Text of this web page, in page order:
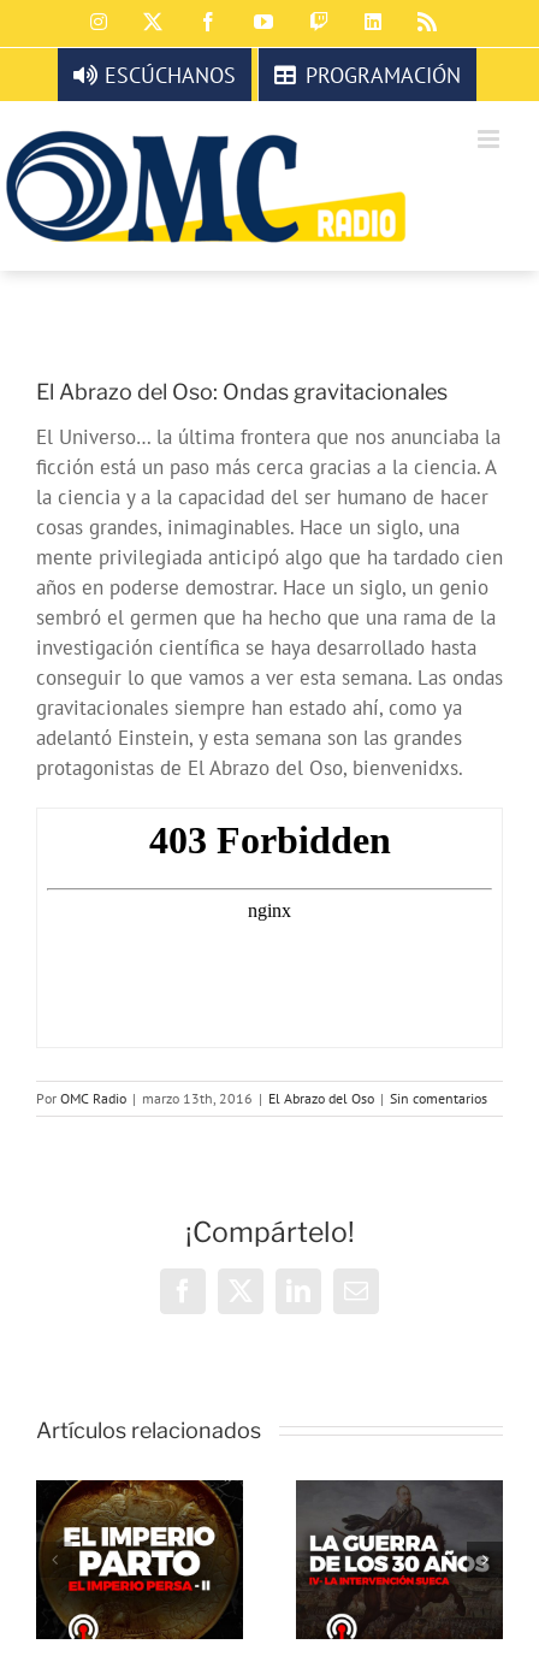
al
contenido
Instagram FacebookYouTubeTwitchLinkedIn
ESCÚCHANOS PROGRAMACIÓN
El Abrazo del Oso: Ondas gravitacionales
El Universo… la última frontera que nos anunciaba la
ficción está un paso más cerca gracias a la ciencia. A
la ciencia y a la capacidad del ser humano de hacer
cosas grandes, inimaginables. Hace un siglo, una
mente privilegiada anticipó algo que ha tardado cien
años en poderse demostrar. Hace un siglo, un genio
sembró el germen que ha hecho que una rama de la
investigación científica se haya desarrollado hasta
conseguir lo que vamos a ver esta semana. Las ondas
gravitacionales siempre han estado ahí, como ya
adelantó Einstein, y esta semana son las grandes
protagonistas de El Abrazo del Oso, bienvenidxs.
Por OMC Radio | marzo 13th, 2016 | El Abrazo del Oso | Sin comentarios
¡Compártelo!
Artículos relacionados
El Abrazo
del Oso. La
guerra de
los 30 años:
La
intervención
El Abrazo
del Oso.
Dinosaurios
Live Stream